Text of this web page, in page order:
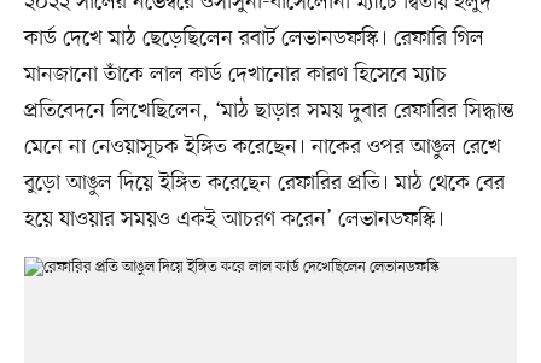
কার্ড দেখে মাঠ ছেড়েছিলেন রবার্ট লেভানডফস্কি। রেফারি গিল
মানজানো তাঁকে লাল কার্ড দেখানোর কারণ হিসেবে ম্যাচ
প্রতিবেদনে লিখেছিলেন, ‘মাঠ ছাড়ার সময় দুবার রেফারির সিদ্ধান্ত
মেনে না নেওয়াসূচক ইঙ্গিত করেছেন। নাকের ওপর আঙুল রেখে
বুড়ো আঙুল দিয়ে ইঙ্গিত করেছেন রেফারির প্রতি। মাঠ থেকে বের
হয়ে যাওয়ার সময়ও একই আচরণ করেন’ লেভানডফস্কি।